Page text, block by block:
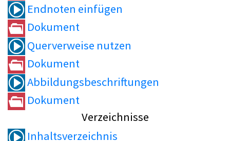
Endnoten einfügen
Dokument
Querverweise nutzen
Dokument
Abbildungsbeschriftungen
Dokument
Verzeichnisse
Inhaltsverzeichnis